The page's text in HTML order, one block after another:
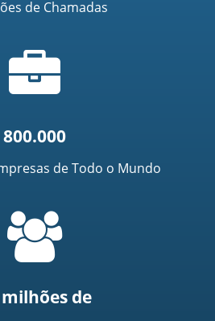
de Chamadas
de
mala
800.000
de Todo o Mundo
de